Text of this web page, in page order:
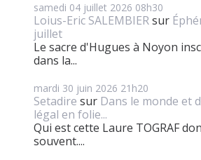
samedi 04 juillet 2026 08h30
Loius-Eric SALEMBIERsur
juillet
Le sacre d'Hugues à Noyon
dans la...
mardi 30 juin 2026 21h20
Setadire sur Dans le monde et
légal en folie...
Qui est cette Laure TOGRAF
souvent....